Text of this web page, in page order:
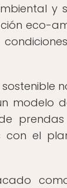
y
eco-
modelo
con el